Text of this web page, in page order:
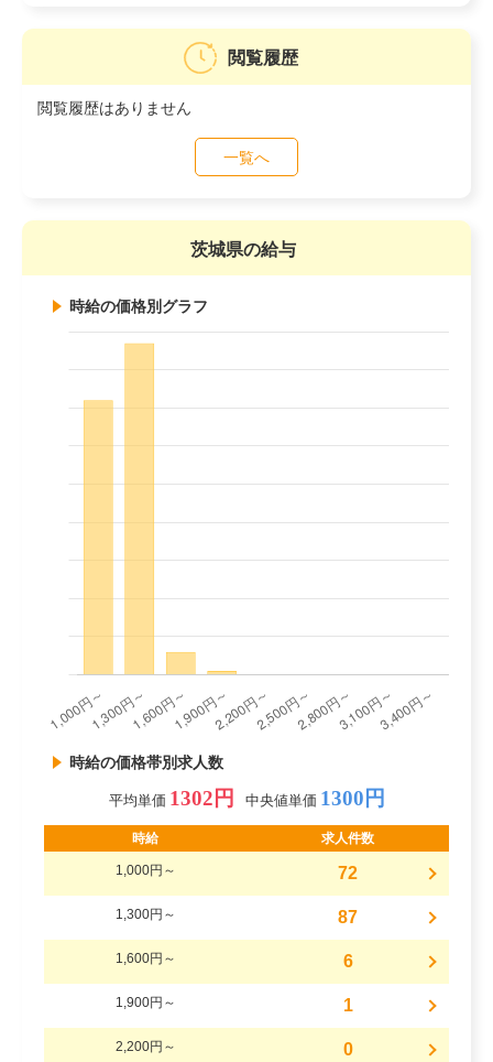
閲覧履歴
閲覧履歴はありません
一覧へ
茨城県の給与
時給の価格別グラフ
時給の価格帯別求人数
平均単価 1302円 中央値単価 1300円
時給 求人件数
1,000円～ 72
1,300円～ 87
1,600円～ 6
1,900円～ 1
2,200円～ 0